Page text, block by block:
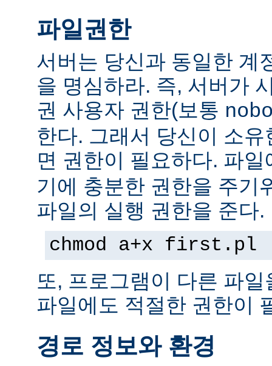
파일권한
서버는 당신과 동일한 계
을 명심하라. 즉, 서버가
권 사용자 권한(보통
한다. 그래서 당신이 소
면 권한이 필요하다. 파
기에 충분한 권한을 주기
파일의 실행 권한을 준다.
chmod a+x first.pl
또, 프로그램이 다른 파
파일에도 적절한 권한이
경로 정보와 환경